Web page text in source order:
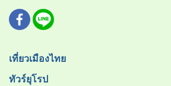
เที่ยวเมืองไทย
ทัวร์ยุโรป